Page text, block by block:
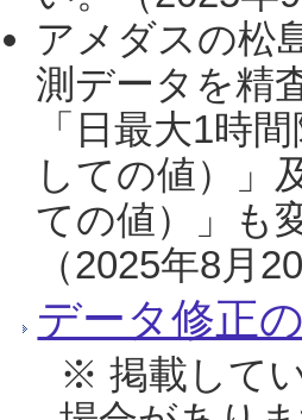
アメダスの松
測データを精
「日最大1時
しての値）」
ての値）」も
（2025年8月20
データ修正
※ 掲載して